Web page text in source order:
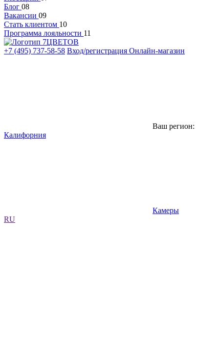
Блог 08
Вакансии 09
Стать клиентом 10
Программа лояльности 11
+7 (495) 737-58-58 Вход/регистрация Онлайн-магазин
Ваш регион:
Калифорния
Камеры
RU